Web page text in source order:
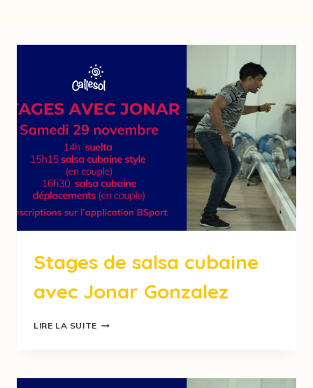
Stages de salsa cubaine
avec Jonar Gonzalez
LIRE LA SUITE